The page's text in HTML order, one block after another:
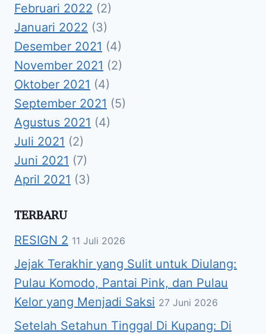
Februari 2022 (2)
Januari 2022 (3)
Desember 2021 (4)
November 2021 (2)
Oktober 2021 (4)
September 2021 (5)
Agustus 2021 (4)
Juli 2021 (2)
Juni 2021 (7)
April 2021 (3)
TERBARU
RESIGN 2 11 Juli 2026
Jejak Terakhir yang Sulit untuk Diulang:
Pulau Komodo, Pantai Pink, dan Pulau
Kelor yang Menjadi Saksi 27 Juni 2026
Setelah Setahun Tinggal Di Kupang: Di